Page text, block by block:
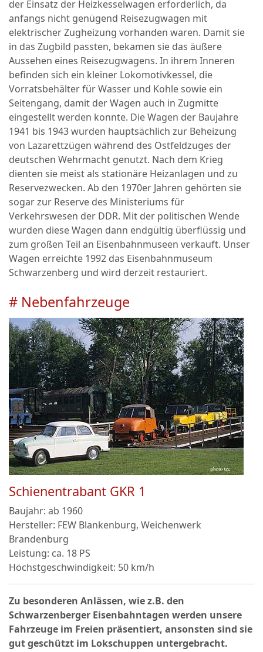
der Einsatz der Heizkesselwagen erforderlich, da
anfangs nicht genügend Reisezugwagen mit
elektrischer Zugheizung vorhanden waren. Damit sie
in das Zugbild passten, bekamen sie das äußere
Aussehen eines Reisezugwagens. In ihrem Inneren
befinden sich ein kleiner Lokomotivkessel, die
Vorratsbehälter für Wasser und Kohle sowie ein
Seitengang, damit der Wagen auch in Zugmitte
eingestellt werden konnte. Die Wagen der Baujahre
1941 bis 1943 wurden hauptsächlich zur Beheizung
von Lazarettzügen während des Ostfeldzuges der
deutschen Wehrmacht genutzt. Nach dem Krieg
dienten sie meist als stationäre Heizanlagen und zu
Reservezwecken. Ab den 1970er Jahren gehörten sie
sogar zur Reserve des Ministeriums für
Verkehrswesen der DDR. Mit der politischen Wende
wurden diese Wagen dann endgültig überflüssig und
zum großen Teil an Eisenbahnmuseen verkauft. Unser
Wagen erreichte 1992 das Eisenbahnmuseum
Schwarzenberg und wird derzeit restauriert.
# Nebenfahrzeuge
Schienentrabant GKR 1
Baujahr: ab 1960
Hersteller: FEW Blankenburg, Weichenwerk
Brandenburg
Leistung: ca. 18 PS
Höchstgeschwindigkeit: 50 km/h
Zu besonderen Anlässen, wie z.B. den
Schwarzenberger Eisenbahntagen werden unsere
Fahrzeuge im Freien präsentiert, ansonsten sind sie
gut geschützt im Lokschuppen untergebracht.